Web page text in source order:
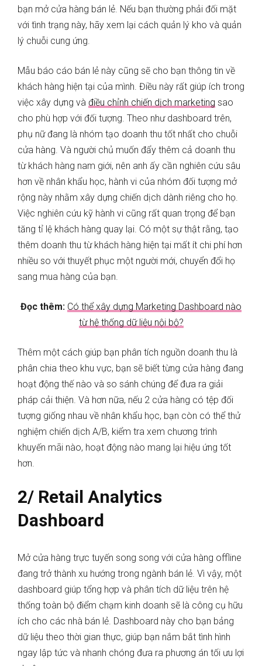
bạn mở cửa hàng bán lẻ. Nếu bạn thường phải đối mặt
với tình trạng này, hãy xem lại cách quản lý kho và quản
lý chuỗi cung ứng.
Mẫu báo cáo bán lẻ này cũng sẽ cho bạn thông tin về
khách hàng hiện tại của mình. Điều này rất giúp ích trong
việc xây dựng và điều chỉnh chiến dịch marketing sao
cho phù hợp với đối tượng. Theo như dashboard trên,
phụ nữ đang là nhóm tạo doanh thu tốt nhất cho chuỗi
cửa hàng. Và người chủ muốn đẩy thêm cả doanh thu
từ khách hàng nam giới, nên anh ấy cần nghiên cứu sâu
hơn về nhân khẩu học, hành vi của nhóm đối tượng mở
rộng này nhằm xây dựng chiến dịch dành riêng cho họ.
Việc nghiên cứu kỹ hành vi cũng rất quan trọng để bạn
tăng tỉ lệ khách hàng quay lại. Có một sự thật rằng, tạo
thêm doanh thu từ khách hàng hiện tại mất ít chi phí hơn
nhiều so với thuyết phục một người mới, chuyển đổi họ
sang mua hàng của bạn.
Đọc thêm: Có thể xây dựng Marketing Dashboard nào
từ hệ thống dữ liệu nội bộ?
Thêm một cách giúp bạn phân tích nguồn doanh thu là
phân chia theo khu vực, bạn sẽ biết từng cửa hàng đang
hoạt động thế nào và so sánh chúng để đưa ra giải
pháp cải thiện. Và hơn nữa, nếu 2 cửa hàng có tệp đối
tượng giống nhau về nhân khẩu học, bạn còn có thể thử
nghiệm chiến dịch A/B, kiểm tra xem chương trình
khuyến mãi nào, hoạt động nào mang lại hiệu ứng tốt
hơn.
2/ Retail Analytics
Dashboard
Mở cửa hàng trực tuyến song song với cửa hàng offline
đang trở thành xu hướng trong ngành bán lẻ. Vì vậy, một
dashboard giúp tổng hợp và phân tích dữ liệu trên hệ
thống toàn bộ điểm chạm kinh doanh sẽ là công cụ hữu
ích cho các nhà bán lẻ. Dashboard này cho bạn bảng
dữ liệu theo thời gian thực, giúp bạn nắm bắt tình hình
ngay lập tức và nhanh chóng đưa ra phương án tối ưu lợi